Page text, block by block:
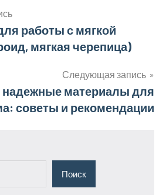
работы с мягкой
мягкая черепица)
Следующая запись
надежные материалы для
советы и рекомендации
Поиск